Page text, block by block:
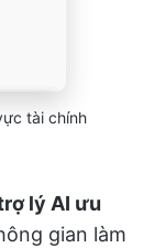
tài chính
lý AI ưu
gian làm